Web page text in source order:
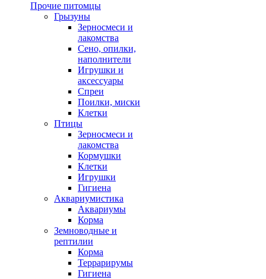
Прочие питомцы
Грызуны
Зерносмеси и
лакомства
Сено, опилки,
наполнители
Игрушки и
аксессуары
Спреи
Поилки, миски
Клетки
Птицы
Зерносмеси и
лакомства
Кормушки
Клетки
Игрушки
Гигиена
Аквариумистика
Аквариумы
Корма
Земноводные и
рептилии
Корма
Террарирумы
Гигиена